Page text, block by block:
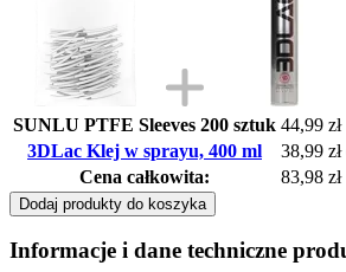
SUNLU PTFE Sleeves 200 sztuk 44,99 zł
3DLac Klej w sprayu, 400 ml
38,99 zł
Cena całkowita:
83,98 zł
Dodaj produkty do koszyka
Informacje i dane techniczne